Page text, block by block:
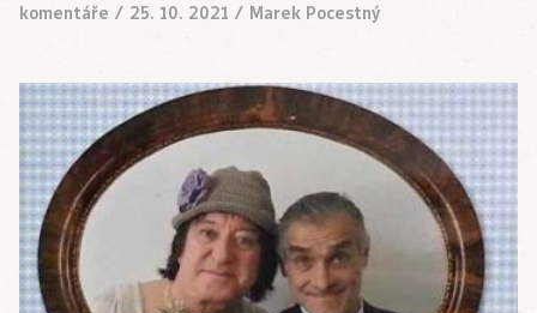
komentáře / 25. 10. 2021 / Marek Pocestný